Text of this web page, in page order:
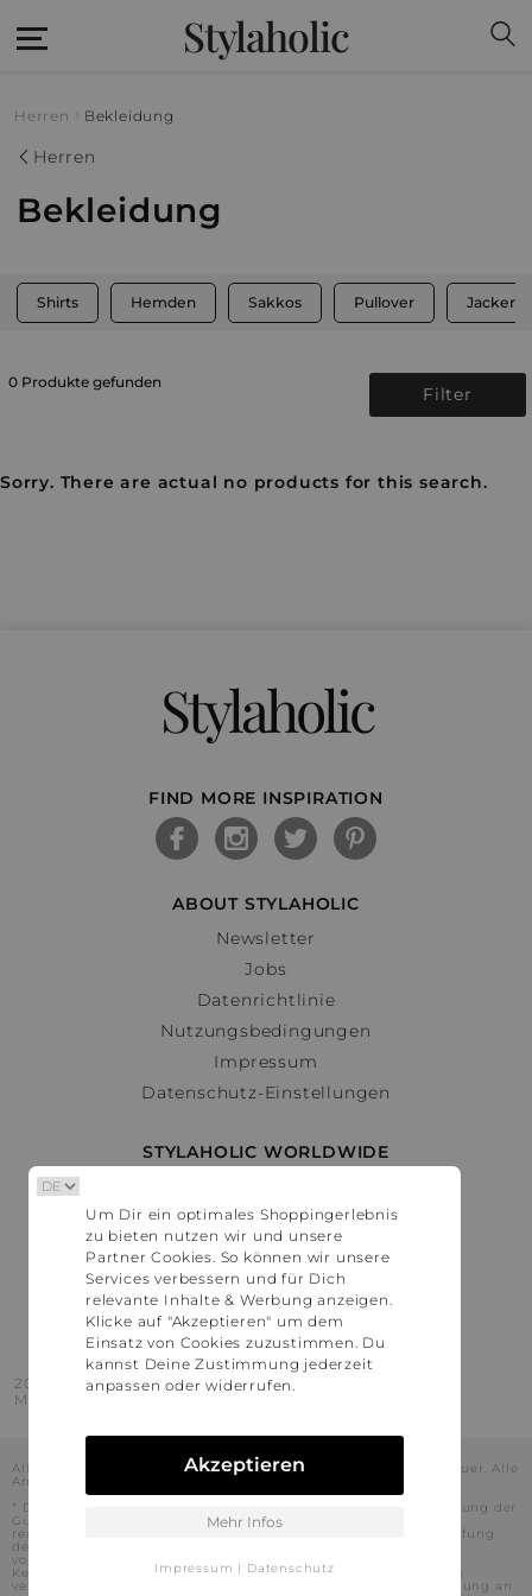
Stylaholic
Herren Bekleidung
Herren
Bekleidung
Shirts Hemden Sakkos Pullover Jacken
0 Produkte gefunden
Filter
Sorry. There are actual no products for this search.
Stylaholic
FIND MORE INSPIRATION
ABOUT STYLAHOLIC
Newsletter
Jobs
Datenrichtlinie
Nutzungsbedingungen
Impressum
Datenschutz-Einstellungen
STYLAHOLIC WORLDWIDE
Österreich
Schweiz
France
United States
2016 - 2026 © Stylaholic.
Made for you with love in munich.
Alle Preise inkl. der jeweils geltenden gesetzlichen Mehrwertsteuer. Alle
Angaben ohne Gewähr.
* Die angezeigten Preise beinhalten Rabatte, die durch die Nutzung der
Gutschein-Codes auf den Seiten unserer Partner voraussichtlich
realisiert werden können. Stylaholic führt keine vollständige Prüfung
der Gutschein-Codes durch und es kann daher in Einzelfällen
vorkommen, dass die Gutscheine abweichend von unserem
Kenntnisstand bei dem jeweiligen Shop nicht oder nur teilweise
verwendet werden können. Darüber hinaus kann deren Verwendung an
Um Dir ein optimales Shoppingerlebnis
zu bieten nutzen wir und unsere
Partner Cookies. So können wir unsere
Services verbessern und für Dich
relevante Inhalte & Werbung anzeigen.
Klicke auf "Akzeptieren" um dem
Einsatz von Cookies zuzustimmen. Du
kannst Deine Zustimmung jederzeit
anpassen oder widerrufen.
Akzeptieren
Mehr Infos
Impressum | Datenschutz